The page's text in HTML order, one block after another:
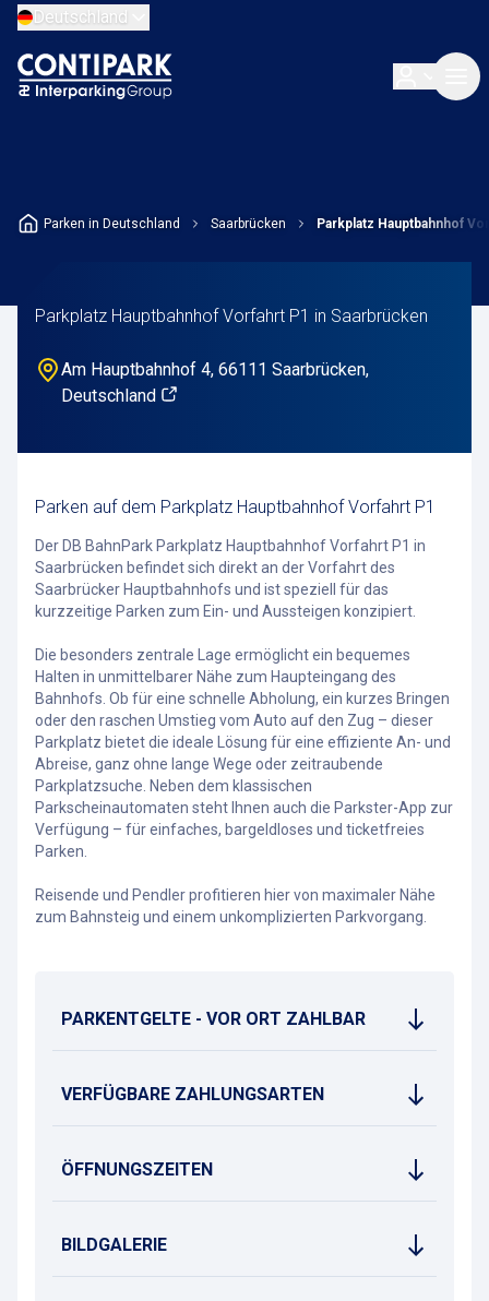
Deutschland
Parken in Deutschland Saarbrücken Parkplatz Hauptbahnhof
Parkplatz Hauptbahnhof Vorfahrt P1 in Saarbrücken
Am Hauptbahnhof 4, 66111 Saarbrücken,
Deutschland
Parken auf dem Parkplatz Hauptbahnhof Vorfahrt P1
Der DB BahnPark Parkplatz Hauptbahnhof Vorfahrt P1 in
Saarbrücken befindet sich direkt an der Vorfahrt des
Saarbrücker Hauptbahnhofs und ist speziell für das
kurzzeitige Parken zum Ein- und Aussteigen konzipiert.
Die besonders zentrale Lage ermöglicht ein bequemes
Halten in unmittelbarer Nähe zum Haupteingang des
Bahnhofs. Ob für eine schnelle Abholung, ein kurzes Bringen
oder den raschen Umstieg vom Auto auf den Zug – dieser
Parkplatz bietet die ideale Lösung für eine effiziente An- und
Abreise, ganz ohne lange Wege oder zeitraubende
Parkplatzsuche. Neben dem klassischen
Parkscheinautomaten steht Ihnen auch die Parkster-App zur
Verfügung – für einfaches, bargeldloses und ticketfreies
Parken.
Reisende und Pendler profitieren hier von maximaler Nähe
zum Bahnsteig und einem unkomplizierten Parkvorgang.
PARKENTGELTE - VOR ORT ZAHLBAR
VERFÜGBARE ZAHLUNGSARTEN
ÖFFNUNGSZEITEN
BILDGALERIE